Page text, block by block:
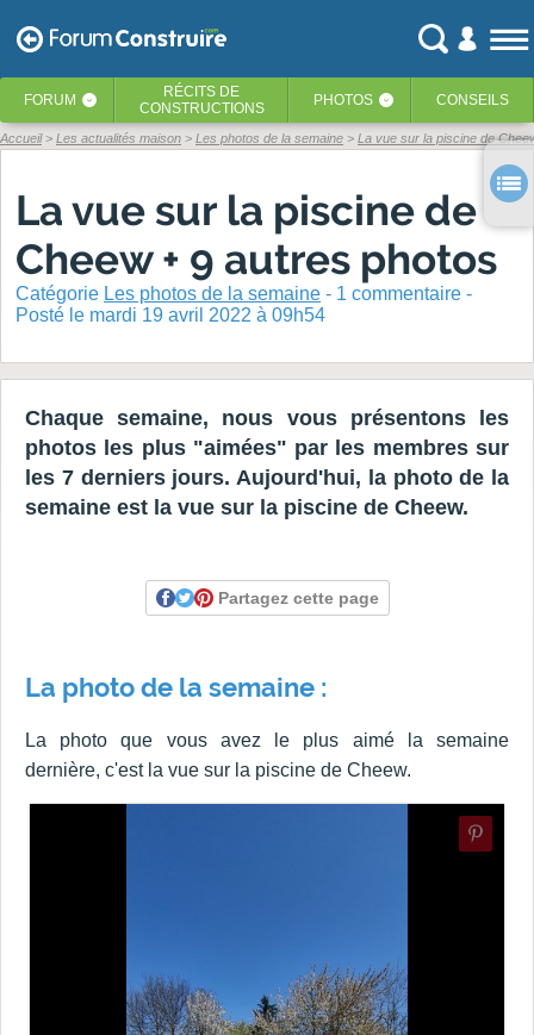
FORUM ‹ RÉCITS DE
CONSTRUCTIONS
PHOTOS ‹ CONSEILS
Accueil Les actualités maison Les photos de la semaine La vue sur la piscine de
La vue sur la piscine de
Cheew + 9 autres photos
Catégorie Les photos de la semaine - 1 commentaire -
Posté le mardi 19 avril 2022 à 09h54
Chaque semaine, nous vous présentons les
photos les plus "aimées" par les membres sur
les 7 derniers jours. Aujourd'hui, la photo de la
semaine est la vue sur la piscine de Cheew.
Partagez cette page
La photo de la semaine :
La photo que vous avez le plus aimé la semaine
dernière, c'est la vue sur la piscine de Cheew.